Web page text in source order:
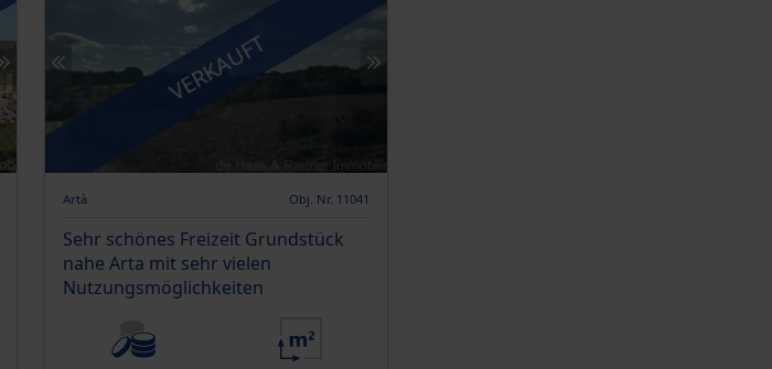
VERKAUFT
Artà Obj. Nr. 11041
Sehr schönes Freizeit Grundstück
nahe Arta mit sehr vielen
Nutzungsmöglichkeiten